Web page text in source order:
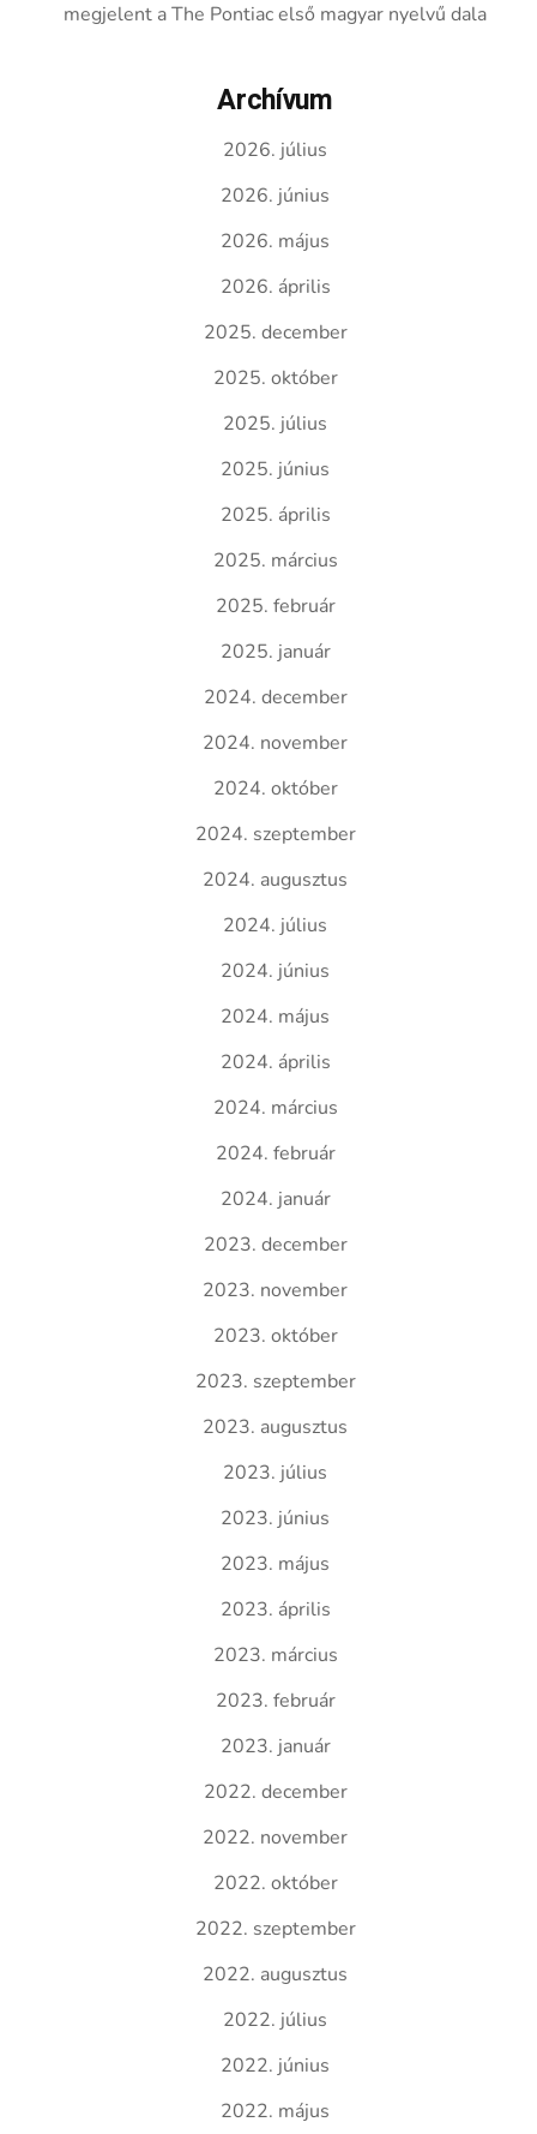
megjelent a The Pontiac első magyar nyelvű dala
Archívum
2026. július
2026. június
2026. május
2026. április
2025. december
2025. október
2025. július
2025. június
2025. április
2025. március
2025. február
2025. január
2024. december
2024. november
2024. október
2024. szeptember
2024. augusztus
2024. július
2024. június
2024. május
2024. április
2024. március
2024. február
2024. január
2023. december
2023. november
2023. október
2023. szeptember
2023. augusztus
2023. július
2023. június
2023. május
2023. április
2023. március
2023. február
2023. január
2022. december
2022. november
2022. október
2022. szeptember
2022. augusztus
2022. július
2022. június
2022. május